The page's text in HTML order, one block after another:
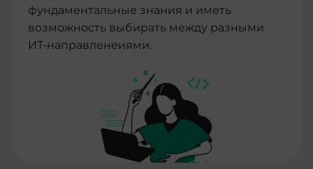
фундаментальные знания и иметь
возможность выбирать между разными
ИТ-направленеиями.